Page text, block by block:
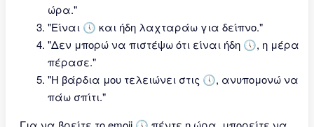
ώρα."
"Είναι 🕔 και ήδη λαχταράω για δείπνο."
"Δεν μπορώ να πιστέψω ότι είναι ήδη 🕔, η μέρα
πέρασε."
"Η βάρδια μου τελειώνει στις 🕔, ανυπομονώ να
πάω σπίτι."